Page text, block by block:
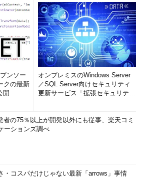
ンソー
クの最新
開
オンプレミスのWindows Server
／SQL Server向けセキュリティ
更新サービス「拡張セキュリティ
者の75％以上が開発以外にも従事、楽天コミ
ーションズ調べ
・コスパだけじゃない最新「arrows」事情